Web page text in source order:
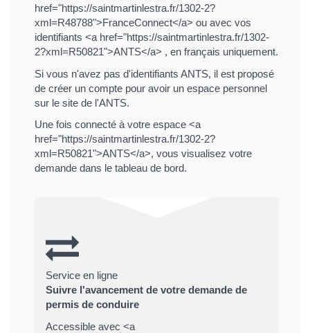
href="https://saintmartinlestra.fr/1302-2?
xml=R48788">FranceConnect</a> ou avec vos
identifiants <a href="https://saintmartinlestra.fr/1302-
2?xml=R50821">ANTS</a> , en français uniquement.
Si vous n'avez pas d'identifiants ANTS, il est proposé
de créer un compte pour avoir un espace personnel
sur le site de l'ANTS.
Une fois connecté à votre espace <a
href="https://saintmartinlestra.fr/1302-2?
xml=R50821">ANTS</a>, vous visualisez votre
demande dans le tableau de bord.
Service en ligne
Suivre l'avancement de votre demande de
permis de conduire
Accessible avec <a